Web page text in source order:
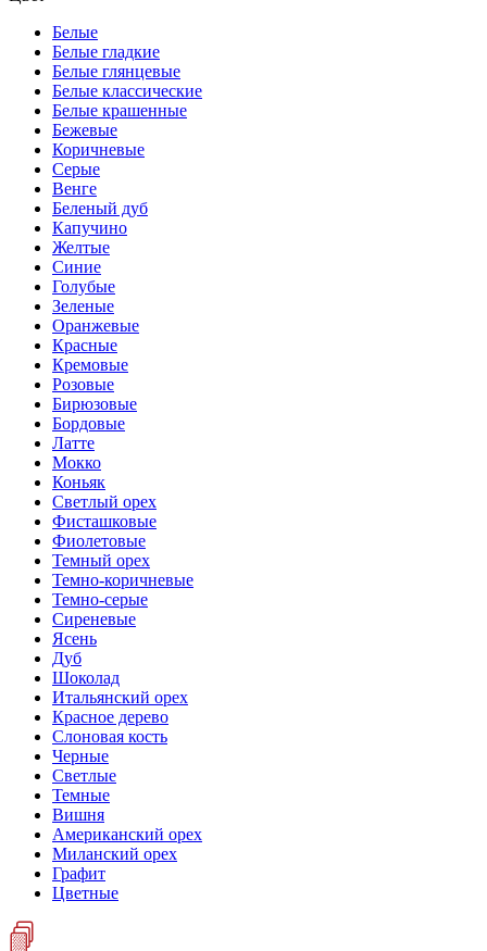
Белые
Белые гладкие
Белые глянцевые
Белые классические
Белые крашенные
Бежевые
Коричневые
Серые
Венге
Беленый дуб
Капучино
Желтые
Синие
Голубые
Зеленые
Оранжевые
Красные
Кремовые
Розовые
Бирюзовые
Бордовые
Латте
Мокко
Коньяк
Светлый орех
Фисташковые
Фиолетовые
Темный орех
Темно-коричневые
Темно-серые
Сиреневые
Ясень
Дуб
Шоколад
Итальянский орех
Красное дерево
Слоновая кость
Черные
Светлые
Темные
Вишня
Американский орех
Миланский орех
Графит
Цветные